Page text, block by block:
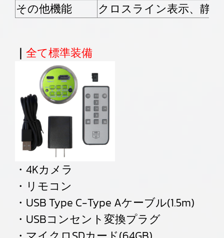
その他機能
クロスライン表示、静
｜ 全て標準装備
・4Kカメラ
・リモコン
・USB Type C-Type Aケーブル(1.5m)
・USBコンセント変換プラグ